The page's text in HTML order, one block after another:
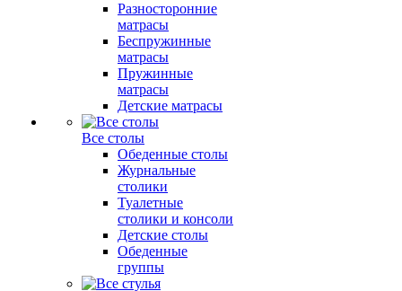
Разносторонние
матрасы
Беспружинные
матрасы
Пружинные
матрасы
Детские матрасы
Все столы
Обеденные столы
Журнальные
столики
Туалетные
столики и консоли
Детские столы
Обеденные
группы